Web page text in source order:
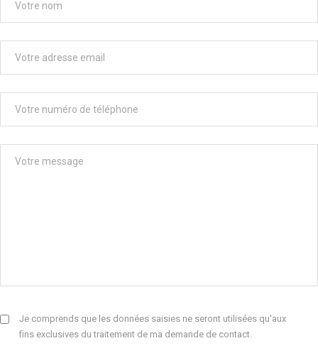
Je comprends que les données saisies ne seront utilisées qu'aux
fins exclusives du traitement de ma demande de contact.